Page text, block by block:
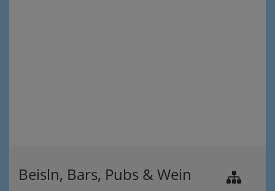
Beisln, Bars, Pubs & Wein